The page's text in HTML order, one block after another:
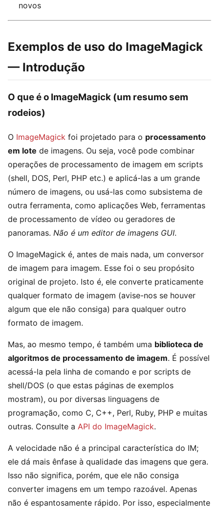
novos
Exemplos de uso do ImageMagick
— Introdução
O que é o ImageMagick (um resumo sem
rodeios)
O ImageMagick foi projetado para o processamento
em lote de imagens. Ou seja, você pode combinar
operações de processamento de imagem em scripts
(shell, DOS, Perl, PHP etc.) e aplicá-las a um grande
número de imagens, ou usá-las como subsistema de
outra ferramenta, como aplicações Web, ferramentas
de processamento de vídeo ou geradores de
panoramas. Não é um editor de imagens GUI.
O ImageMagick é, antes de mais nada, um conversor
de imagem para imagem. Esse foi o seu propósito
original de projeto. Isto é, ele converte praticamente
qualquer formato de imagem (avise-nos se houver
algum que ele não consiga) para qualquer outro
formato de imagem.
Mas, ao mesmo tempo, é também uma biblioteca de
algoritmos de processamento de imagem. É possível
acessá-la pela linha de comando e por scripts de
shell/DOS (o que estas páginas de exemplos
mostram), ou por diversas linguagens de
programação, como C, C++, Perl, Ruby, PHP e muitas
outras. Consulte a API do ImageMagick.
A velocidade não é a principal característica do IM;
ele dá mais ênfase à qualidade das imagens que gera.
Isso não significa, porém, que ele não consiga
converter imagens em um tempo razoável. Apenas
não é espantosamente rápido. Por isso, especialmente